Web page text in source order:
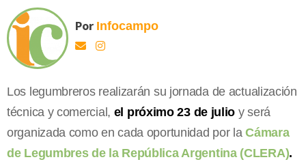
Por Infocampo
Los legumbreros realizarán su jornada de actualización
técnica y comercial, el próximo 23 de julio y será
organizada como en cada oportunidad por laCámara
de Legumbres de la República Argentina (CLERA).